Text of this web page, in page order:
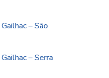
– São
– Serra